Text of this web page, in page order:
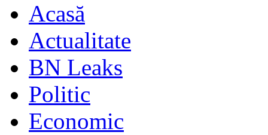
Acasă
Actualitate
BN Leaks
Politic
Economic